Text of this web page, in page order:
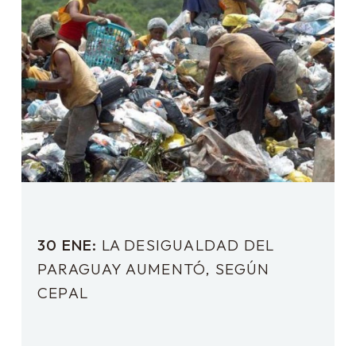
30 ENE: LA DESIGUALDAD DEL
PARAGUAY AUMENTÓ, SEGÚN
CEPAL